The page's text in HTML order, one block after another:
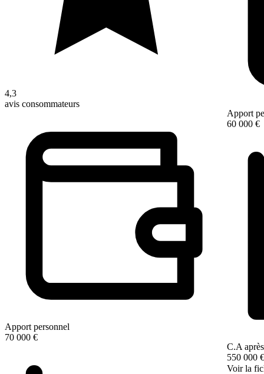
4,3
avis consommateurs
Apport personnel
70 000 €
Apport
60 000 €
C.A
550 000 €
Voir la